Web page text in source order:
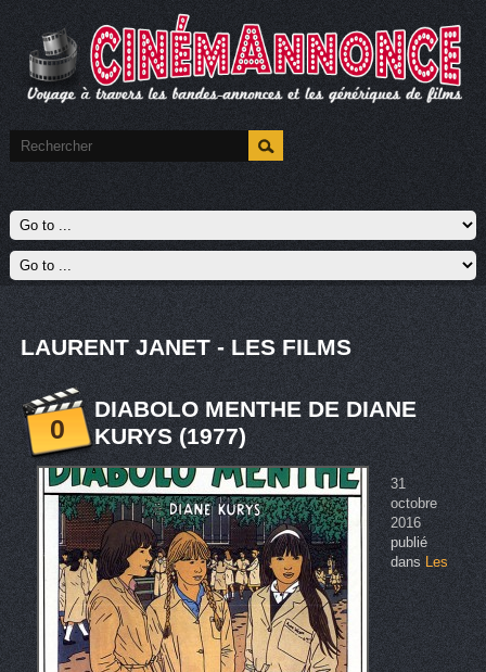
LAURENT JANET - LES FILMS
0
DIABOLO MENTHE DE DIANE
KURYS (1977)
31
octobre
2016
publié
dansLes